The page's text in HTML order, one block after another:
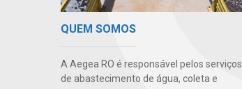
QUEM SOMOS
A Aegea RO é responsável pelos serviços
de abastecimento de água, coleta e